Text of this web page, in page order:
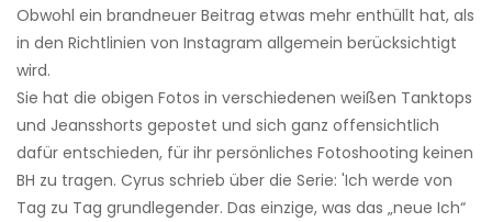
Obwohl ein brandneuer Beitrag etwas mehr enthüllt hat, als
in den Richtlinien von Instagram allgemein berücksichtigt
wird.
Sie hat die obigen Fotos in verschiedenen weißen Tanktops
und Jeansshorts gepostet und sich ganz offensichtlich
dafür entschieden, für ihr persönliches Fotoshooting keinen
BH zu tragen. Cyrus schrieb über die Serie: 'Ich werde von
Tag zu Tag grundlegender. Das einzige, was das „neue Ich“